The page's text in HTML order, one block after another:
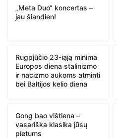
„Meta Duo“ koncertas –
jau šiandien!
Rugpjūčio 23-iąją minima
Europos diena stalinizmo
ir nacizmo aukoms atminti
bei Baltijos kelio diena
Gong bao vištiena –
vasariška klasika jūsų
pietums